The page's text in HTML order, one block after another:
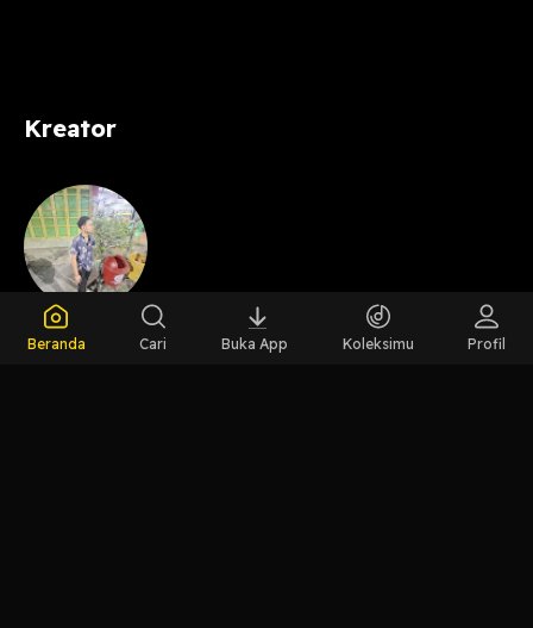
Kreator
Beranda Cari Buka App Koleksimu Profil